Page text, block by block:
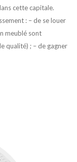
cette capitale.
: – de se louer
meublé sont
qualité) ; – de gagner